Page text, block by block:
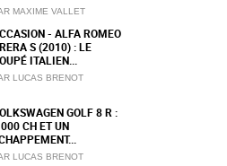
MAXIME VALLET
- ALFA ROMEO
S (2010) : LE
ITALIEN...
LUCAS BRENOT
GOLF 8 R :
CH ET UN
LUCAS BRENOT